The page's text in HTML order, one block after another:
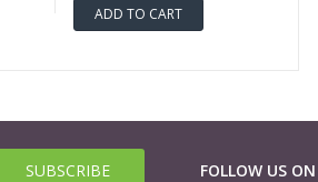
ADD TO CART
FOLLOW US ON